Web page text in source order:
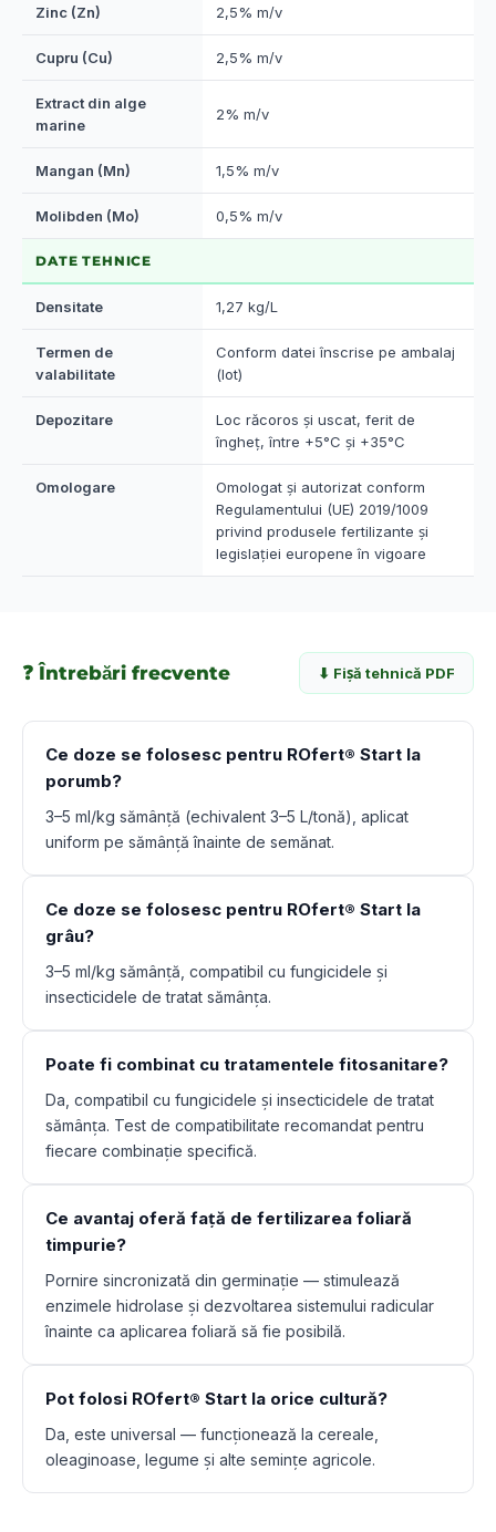
Zinc (Zn) 2,5% m/v
Cupru (Cu) 2,5% m/v
Extract din alge
marine
2% m/v
Mangan (Mn) 1,5% m/v
Molibden (Mo) 0,5% m/v
DATE TEHNICE
Densitate 1,27 kg/L
Termen de
valabilitate
Conform datei înscrise pe ambalaj
(lot)
Depozitare
Loc răcoros și uscat, ferit de
îngheț, între +5°C și +35°C
Omologare
Omologat și autorizat conform
Regulamentului (UE) 2019/1009
privind produsele fertilizante și
legislației europene în vigoare
❓ Întrebări frecvente ⬇ Fișă tehnică PDF
Ce doze se folosesc pentru ROfert® Start la
porumb?
3–5 ml/kg sămânță (echivalent 3–5 L/tonă), aplicat
uniform pe sămânță înainte de semănat.
Ce doze se folosesc pentru ROfert® Start la
grâu?
3–5 ml/kg sămânță, compatibil cu fungicidele și
insecticidele de tratat sămânța.
Poate fi combinat cu tratamentele fitosanitare?
Da, compatibil cu fungicidele și insecticidele de tratat
sămânța. Test de compatibilitate recomandat pentru
fiecare combinație specifică.
Ce avantaj oferă față de fertilizarea foliară
timpurie?
Pornire sincronizată din germinație — stimulează
enzimele hidrolase și dezvoltarea sistemului radicular
înainte ca aplicarea foliară să fie posibilă.
Pot folosi ROfert® Start la orice cultură?
Da, este universal — funcționează la cereale,
oleaginoase, legume și alte semințe agricole.